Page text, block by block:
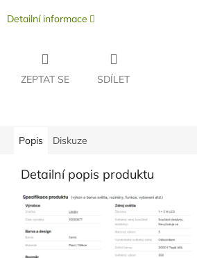
Detailní informace
ZEPTAT SE SDÍLET
Popis Diskuze
Detailní popis produktu